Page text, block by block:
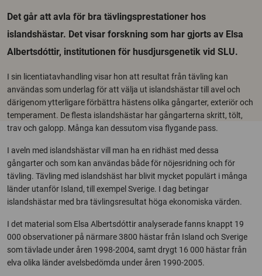
Det går att avla för bra tävlingsprestationer hos
islandshästar. Det visar forskning som har gjorts av Elsa
Albertsdóttir, institutionen för husdjursgenetik vid SLU.
I sin licentiatavhandling visar hon att resultat från tävling kan
användas som underlag för att välja ut islandshästar till avel och
därigenom ytterligare förbättra hästens olika gångarter, exteriör och
temperament. De flesta islandshästar har gångarterna skritt, tölt,
trav och galopp. Många kan dessutom visa flygande pass.
I aveln med islandshästar vill man ha en ridhäst med dessa
gångarter och som kan användas både för nöjesridning och för
tävling. Tävling med islandshäst har blivit mycket populärt i många
länder utanför Island, till exempel Sverige. I dag betingar
islandshästar med bra tävlingsresultat höga ekonomiska värden.
I det material som Elsa Albertsdóttir analyserade fanns knappt 19
000 observationer på närmare 3800 hästar från Island och Sverige
som tävlade under åren 1998-2004, samt drygt 16 000 hästar från
elva olika länder avelsbedömda under åren 1990-2005.